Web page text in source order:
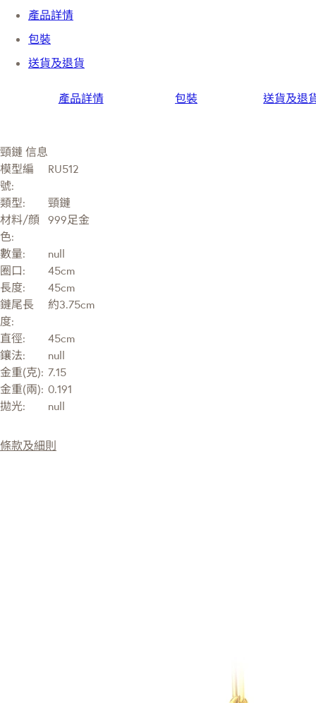
產品詳情
包裝
送貨及退貨
產品詳情 包裝 送貨及退
頸鏈 信息
模型編
號:
RU512
類型:
頸鏈
材料/顔
色:
999足金
數量:
null
圈口:
45cm
長度:
45cm
鏈尾長
度:
約3.75cm
直徑:
45cm
鑲法:
null
金重(克): 7.15
金重(兩): 0.191
拋光:
null
條款及細則